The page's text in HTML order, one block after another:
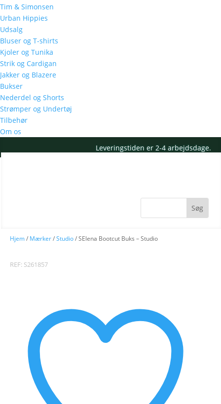
Tim & Simonsen
Urban Hippies
Udsalg
Bluser og T-shirts
Kjoler og Tunika
Strik og Cardigan
Jakker og Blazere
Bukser
Nederdel og Shorts
Strømper og Undertøj
Tilbehør
Om os
Leveringstiden er 2-4 arbejdsdage.
Hjem/ Mærker/Studio/ SElena Bootcut Buks – Studio
REF: S261857